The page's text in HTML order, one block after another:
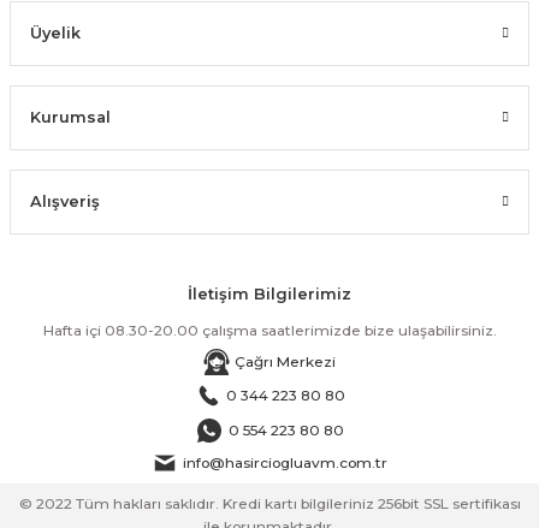
Üyelik
Kurumsal
Alışveriş
İletişim Bilgilerimiz
Hafta içi 08.30-20.00 çalışma saatlerimizde bize ulaşabilirsiniz.
Çağrı Merkezi
0 344 223 80 80
0 554 223 80 80
info@hasirciogluavm.com.tr
© 2022 Tüm hakları saklıdır. Kredi kartı bilgileriniz 256bit SSL sertifikası